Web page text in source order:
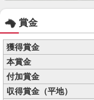
賞金
獲得賞金
本賞金
付加賞金
収得賞金（平地）